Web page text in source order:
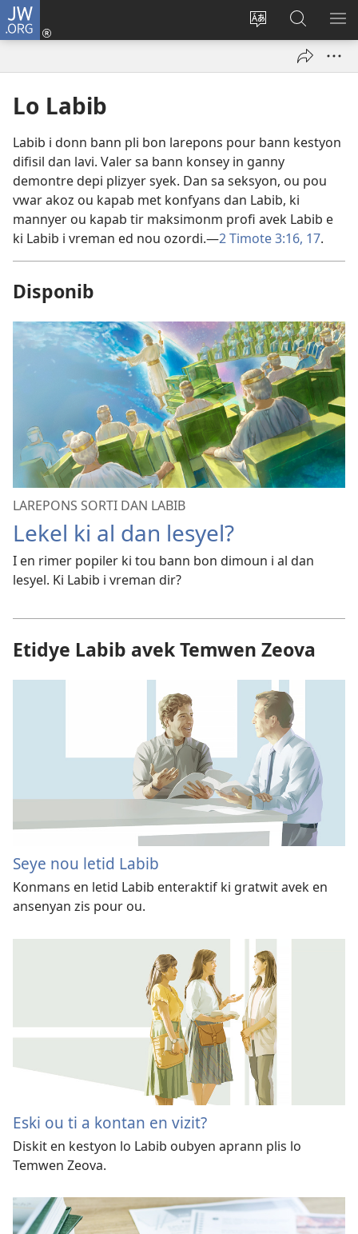
JW.ORG
Sanz
Log
Rode
JW.ORG
Lo Labib
Labib i donn bann pli bon larepons pour bann kestyon
difisil dan lavi. Valer sa bann konsey in ganny
demontre depi plizyer syek. Dan sa seksyon, ou pou
vwar akoz ou kapab met konfyans dan Labib, ki
mannyer ou kapab tir maksimonm profi avek Labib e
ki Labib i vreman ed nou ozordi.—2 Timote 3:16, 17.
Disponib
LAREPONS SORTI DAN LABIB
Lekel ki al dan lesyel?
I en rimer popiler ki tou bann bon dimoun i al dan
lesyel. Ki Labib i vreman dir?
Etidye Labib avek Temwen Zeova
Seye nou letid Labib
Konmans en letid Labib enteraktif ki gratwit avek en
ansenyan zis pour ou.
Eski ou ti a kontan en vizit?
Diskit en kestyon lo Labib oubyen aprann plis lo
Temwen Zeova.